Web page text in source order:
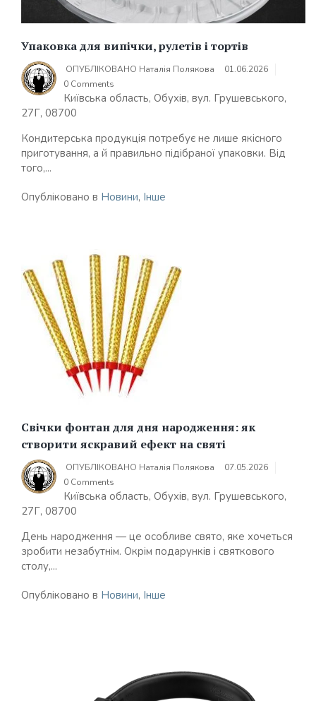
Упаковка для випічки, рулетів і тортів
ОПУБЛІКОВАНО Наталія Полякова
01.06.2026
0 Comments
Київська область, Обухів, вул. Грушевського,
27Г, 08700
Кондитерська продукція потребує не лише якісного
приготування, а й правильно підібраної упаковки. Від
того,...
Опубліковано в Новини, Інше
Свічки фонтан для дня народження: як
створити яскравий ефект на святі
ОПУБЛІКОВАНО Наталія Полякова
07.05.2026
0 Comments
Київська область, Обухів, вул. Грушевського,
27Г, 08700
День народження — це особливе свято, яке хочеться
зробити незабутнім. Окрім подарунків і святкового
столу,...
Опубліковано в Новини, Інше